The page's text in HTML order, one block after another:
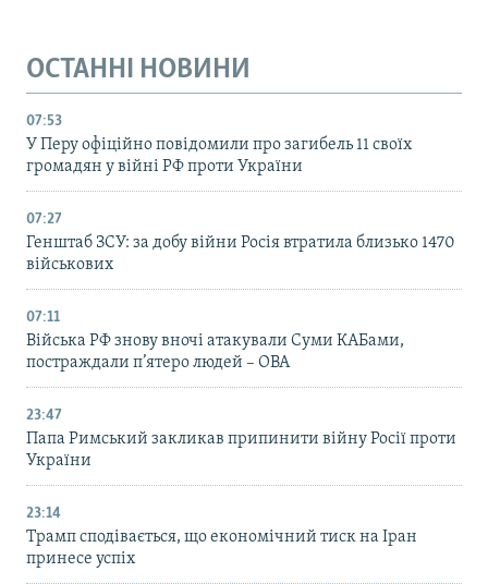
ОСТАННІ НОВИНИ
07:53
У Перу офіційно повідомили про загибель 11 своїх
громадян у війні РФ проти України
07:27
Генштаб ЗСУ: за добу війни Росія втратила близько 1470
військових
07:11
Війська РФ знову вночі атакували Суми КАБами,
постраждали п’ятеро людей – ОВА
23:47
Папа Римський закликав припинити війну Росії проти
України
23:14
Трамп сподівається, що економічний тиск на Іран
принесе успіх